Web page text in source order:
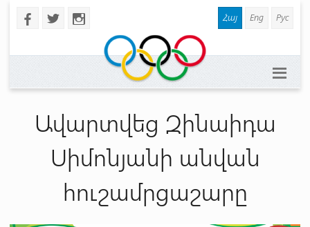
b a x Հայ Eng Рус
Ավարտվեց Զինաիդա
Սիմոնյանի անվան
հուշամրցաշարը